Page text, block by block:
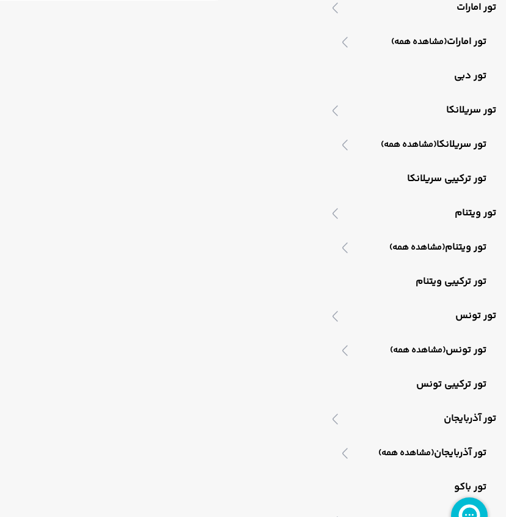
تور امارات
تور امارات(مشاهده همه)
تور دبی
تور سریلانکا
تور سریلانکا(مشاهده همه)
تور ترکیبی سریلانکا
تور ویتنام
تور ویتنام(مشاهده همه)
تور ترکیبی ویتنام
تور تونس
تور تونس(مشاهده همه)
تور ترکیبی تونس
تور آذربایجان
تور آذربایجان(مشاهده همه)
تور باکو